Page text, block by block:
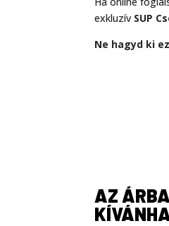
exkluzív SUP
Ne hagyd ki
AZ